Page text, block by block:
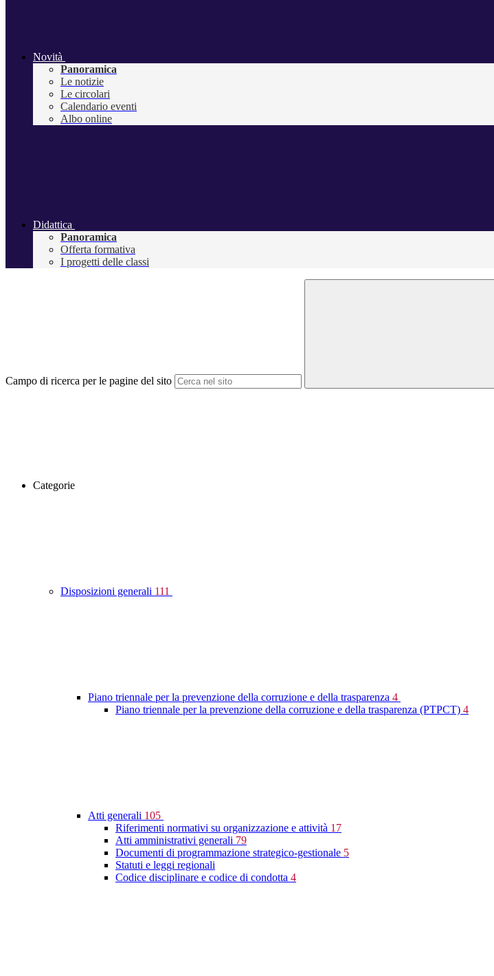
Novità
Panoramica
Le notizie
Le circolari
Calendario eventi
Albo online
Didattica
Panoramica
Offerta formativa
I progetti delle classi
Campo di ricerca per le pagine del sito
Categorie
Disposizioni generali 111
Piano triennale per la prevenzione della corruzione e della trasparenza 4
Piano triennale per la prevenzione della corruzione e della trasparenza (PTPCT) 4
Atti generali 105
Riferimenti normativi su organizzazione e attività 17
Atti amministrativi generali 79
Documenti di programmazione strategico-gestionale 5
Statuti e leggi regionali
Codice disciplinare e codice di condotta 4